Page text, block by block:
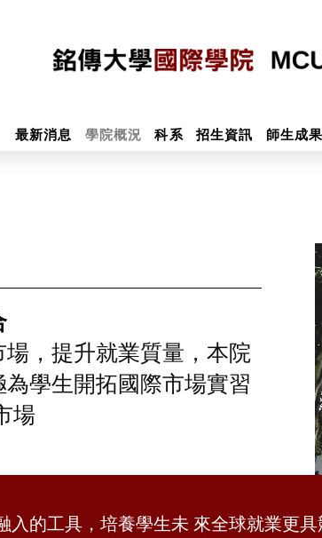
最新消息 學院概況 科系 招生資訊 師生成果
，提升就業質量，本院
學生開拓國際市場實習
場
入的工具，培養學生未 來全球就業更具